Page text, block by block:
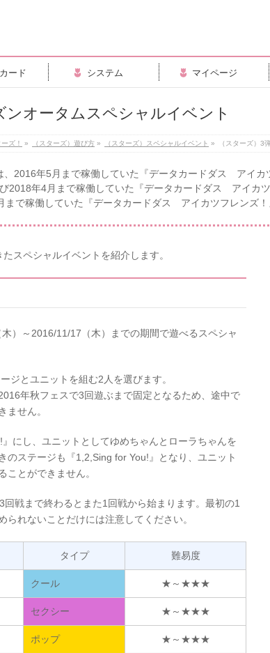
ード システム マイページ
ンオータムスペシャルイベント
ズ！ » （スターズ）遊び方 » （スターズ）スペシャルイベント » （スターズ）3
、2016年5月まで稼働していた『データカードダス アイカ
2018年4月まで稼働していた『データカードダス アイカツ
まで稼働していた『データカードダス アイカツフレンズ！
スペシャルイベントを紹介します。
）～2016/11/17（木）までの期間で遊べるスペシャ
ジとユニットを組む2人を選びます。
年秋フェスで3回遊ぶまで固定となるため、途中で
ません。
にし、ユニットとしてゆめちゃんとローラちゃんを
のステージも『1,2,Sing for You!』となり、ユニット
ことができません。
戦まで終わるとまた1回戦から始まります。最初の1
れないことだけには注意してください。
タイプ 難易度
クール ★～★★★
セクシー ★～★★★
ポップ ★～★★★